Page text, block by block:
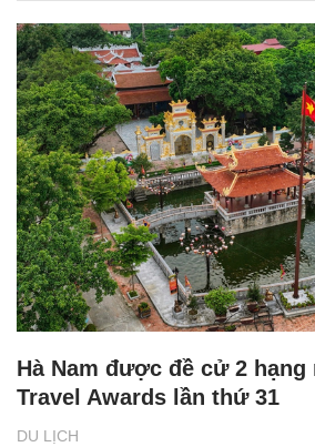
DU LỊCH
Hà Nam được đề cử 2 hạng
Travel Awards lần thứ 31